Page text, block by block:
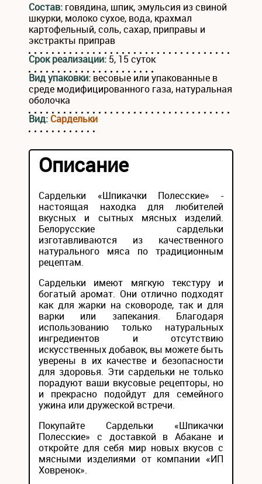
Состав: говядина, шпик, эмульсия из свиной
шкурки, молоко сухое, вода, крахмал
картофельный, соль, сахар, приправы и
экстракты приправ
Срок реализации: 5, 15 суток
Вид упаковки: весовые или упакованные в
среде модифицированного газа, натуральная
оболочка
Вид: Сардельки
Описание
Сардельки «Шпикачки Полесские» -
настоящая находка для любителей
вкусных и сытных мясных изделий.
Белорусские сардельки
изготавливаются из качественного
натурального мяса по традиционным
рецептам.
Сардельки имеют мягкую текстуру и
богатый аромат. Они отлично подходят
как для жарки на сковороде, так и для
варки или запекания. Благодаря
использованию только натуральных
ингредиентов и отсутствию
искусственных добавок, вы можете быть
уверены в их качестве и безопасности
для здоровья. Эти сардельки не только
порадуют ваши вкусовые рецепторы, но
и прекрасно подойдут для семейного
ужина или дружеской встречи.
Покупайте Сардельки «Шпикачки
Полесские» с доставкой в Абакане и
откройте для себя мир новых вкусов с
мясными изделиями от компании «ИП
Ховренок».